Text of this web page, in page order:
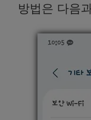
방법은 다음